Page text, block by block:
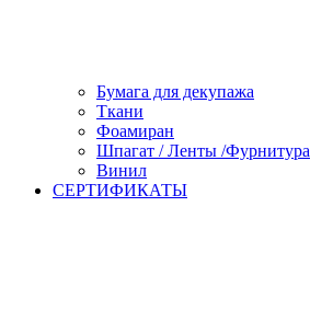
Бумага для декупажа
Ткани
Фоамиран
Шпагат / Ленты /Фурнитура
Винил
СЕРТИФИКАТЫ